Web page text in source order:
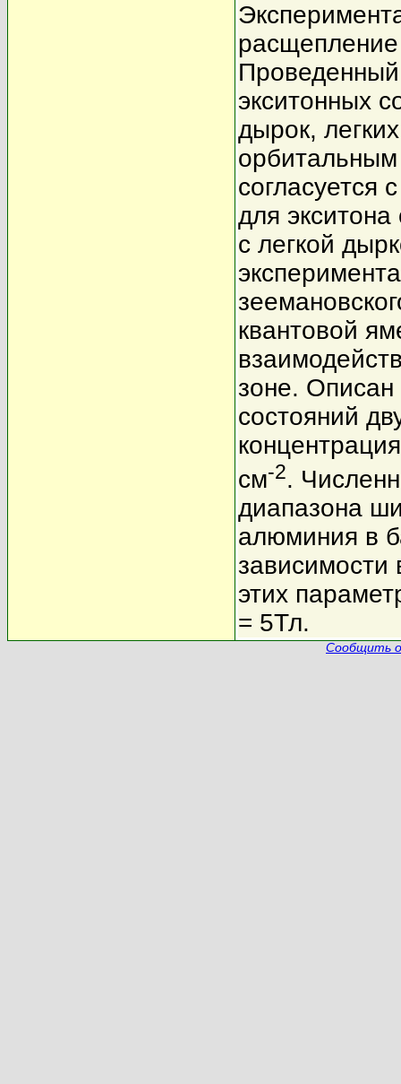
расщепление
экситонных
дырок,
орбитальным
согласуется
для
с легкой
квантовой
зоне. Описан
состояний
см-2.
диапазона
алюминия в
зависимости
этих
= 5Тл.
Сообщить о